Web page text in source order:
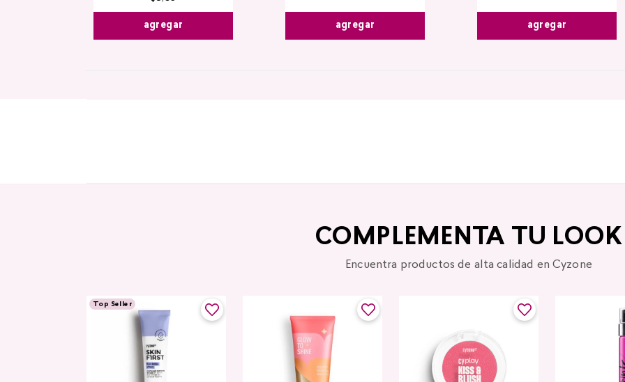
agregar agregar agregar
COMPLEMENTA TU LOOK
Encuentra productos de alta calidad en Cyzone
Top Seller